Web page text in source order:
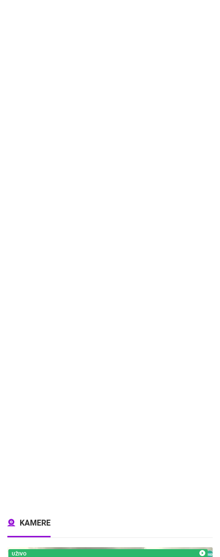
KAMERE
UŽIVO